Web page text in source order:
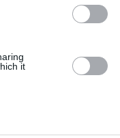
it
Kiosko.netes la
Navega por las
SÍGUENOS